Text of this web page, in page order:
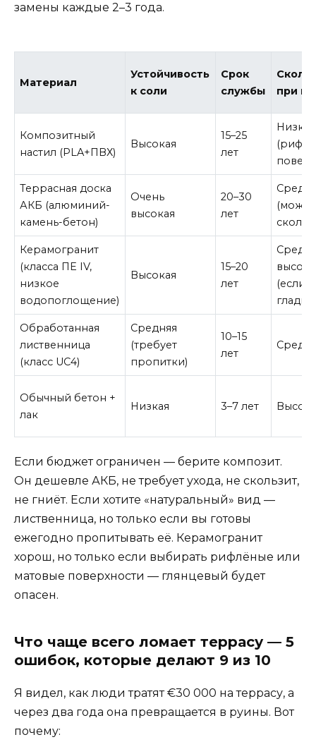
замены каждые 2–3 года.
Материал
Устойчивость
к соли
Срок
службы
при
Композитный
настил (PLA+ПВХ)
Высокая
15–25
лет
Низкая
Террасная доска
АКБ (алюминий-
камень-бетон)
Очень
высокая
20–30
лет
Керамогранит
(класса ПЕ IV,
низкое
водопоглощение)
Высокая
15–20
лет
(если
Обработанная
лиственница
(класс UC4)
Средняя
(требует
пропитки)
10–15
лет
Обычный бетон +
лак
Низкая 3–7 лет
Если бюджет ограничен — берите композит.
Он дешевле АКБ, не требует ухода, не скользит,
не гниёт. Если хотите «натуральный» вид —
лиственница, но только если вы готовы
ежегодно пропитывать её. Керамогранит
хорош, но только если выбирать рифлёные или
матовые поверхности — глянцевый будет
опасен.
Что чаще всего ломает террасу — 5
ошибок, которые делают 9 из 10
Я видел, как люди тратят €30 000 на террасу, а
через два года она превращается в руины. Вот
почему: